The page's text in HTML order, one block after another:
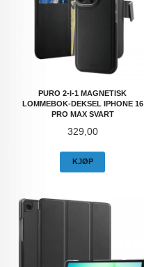
PURO 2-I-1 MAGNETISK
LOMMEBOK-DEKSEL IPHONE 16
PRO MAX SVART
Pris
329,00
KJØP